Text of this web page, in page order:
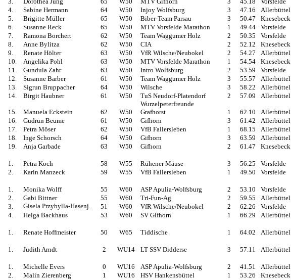
4.
Sabine Hermann 64 W50 Injoy Wolfsburg 3 47.16 Allerbüttel
5.
Brigitte Müller 65 W50 Biber-Team Parsau 3 50.47 Knesebeck
6.
Susanne Reck 65 W50 MTV Vorsfelde Marathon 1 49.44 Vorsfelde
7.
Ramona Borchert 62 W50 Team Waggumer Holz 2 50.35 Vorsfelde
8.
Anne Bylitza 62 W50 CIA 2 52.12 Knesebeck
9.
Renate Hölter 63 W50 VfR Wilsche/Neubokel 2 54.27 Allerbüttel
10.
Angelika Pohl 63 W50 MTV Vorsfelde Marathon 1 54.54 Knesebeck
11.
Gundula Zahr 63 W50 Intro Wolfsburg 2 53.59 Vorsfelde
12.
Susanne Barber 61 W50 Team Waggumer Holz 3 55.57 Allerbüttel
13.
Sigrun Bruppacher 64 W50 Wilsche 3 58.22 Allerbüttel
14.
Birgit Haubner 61 W50 TuS Neudorf-Platendorf 2 57.09 Allerbüttel
15. Manuela Eckstein 62 W50
Wurzelpeterfreunde
Grafhorst
1 62.10 Allerbüttel
16.
Gudrun Beume 61 W50 Gifhorn 3 61.42 Allerbüttel
17.
Petra Möser 62 W50 VfB Fallersleben 1 68.15 Allerbüttel
18.
Inge Schorsch 64 W50 Gifhorn 3 63.59 Allerbüttel
19.
Anja Garbade 63 W50 Gifhorn 2 61.47 Knesebeck
1. Petra Koch 58 W55 Rühener Mäuse 3 56.25 Vorsfelde
2.
Karin Manzeck 59 W55 VfB Fallersleben 1 49.50 Vorsfelde
1. Monika Wolff 55 W60 ASP Apulia-Wolfsburg 2 53.10 Vorsfelde
2.
Gabi Bittner 55 W60 Tri-Fun-Ag 2 59.55 Allerbüttel
3.
Gisela Przybylla-Hasenj. 51 W60 VfR Wilsche/Neubokel 2 62.26 Vorsfelde
4.
Helga Backhaus 53 W60 SV Gifhorn 1 66.29 Allerbüttel
1. Renate Hoffmeister 50 W65 Tiddische 1 64.02 Allerbüttel
1. Judith Arndt 2 WU14 LT SSV Didderse 3 57.11 Allerbüttel
1. Michelle Evers 0 WU16 ASP Apulia-Wolfsburg 2 41.51 Allerbüttel
2.
Malin Zierenberg 1 WU16 HSV Hankensbüttel 1 53.26 Knesebeck